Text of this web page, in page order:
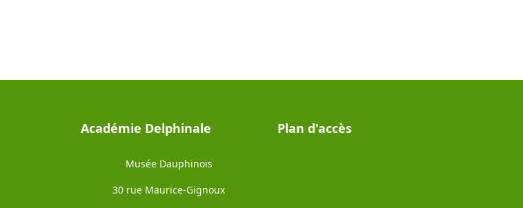
Académie Delphinale
Musée Dauphinois
30 rue Maurice-Gignoux
Plan d'accès